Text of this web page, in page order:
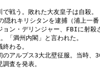
戦う。敗れた大友皇子は自殺。
リシタンを逮捕（浦上一番
デリンジャー、FBIに射殺
州内閣」と言われた。
る。
プス3大北壁征服。当時、
を発表。